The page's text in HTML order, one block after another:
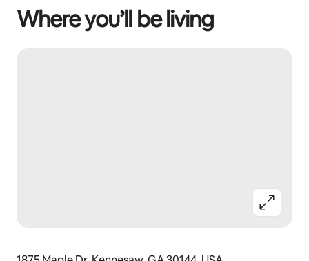
Where you’ll be living